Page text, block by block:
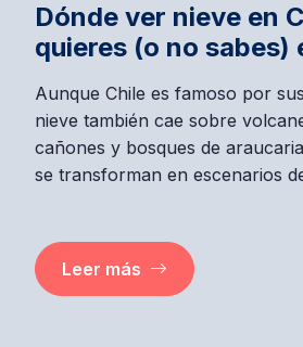
7 excursiones
de Santiago que
Encuentra paisajes únicos a
la capital chilena. Son ideales
de un día o una escapada de fin
Leer más